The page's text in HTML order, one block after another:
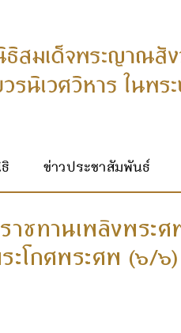
ข่าวประชาสัมพันธ์
าชทานเพลิงพระศ
ะโกศพระศพ (๖/